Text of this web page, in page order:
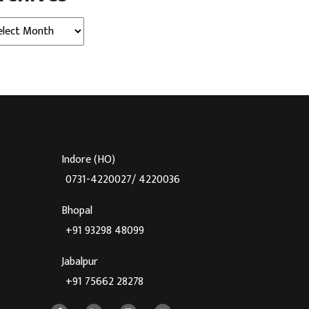
Indore (HO)
0731-4220027/ 4220036
Bhopal
+91 93298 48099
Jabalpur
+91 75662 28278